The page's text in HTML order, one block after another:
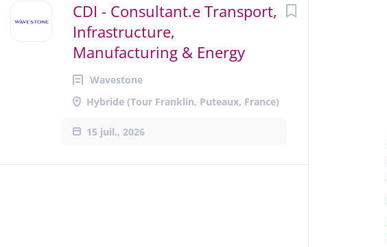
CDI - Consultant.e Transport,
Infrastructure,
Manufacturing & Energy
Wavestone
Hybride (Tour Franklin, Puteaux, France)
15 juil., 2026